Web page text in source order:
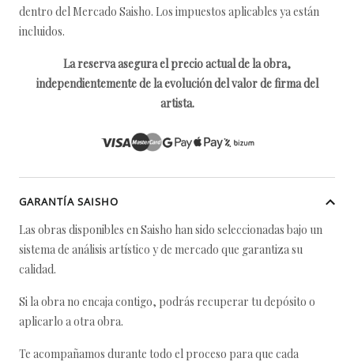
dentro del Mercado Saisho. Los impuestos aplicables ya están
incluidos.
La reserva asegura el precio actual de la obra,
independientemente de la evolución del valor de firma del
artista.
GARANTÍA SAISHO
Las obras disponibles en Saisho han sido seleccionadas bajo un
sistema de análisis artístico y de mercado que garantiza su
calidad.
Si la obra no encaja contigo, podrás recuperar tu depósito o
aplicarlo a otra obra.
Te acompañamos durante todo el proceso para que cada